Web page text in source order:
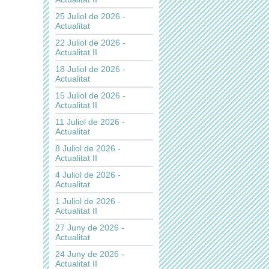
25 Juliol de 2026 -
Actualitat
22 Juliol de 2026 -
Actualitat II
18 Juliol de 2026 -
Actualitat
15 Juliol de 2026 -
Actualitat II
11 Juliol de 2026 -
Actualitat
8 Juliol de 2026 -
Actualitat II
4 Juliol de 2026 -
Actualitat
1 Juliol de 2026 -
Actualitat II
27 Juny de 2026 -
Actualitat
24 Juny de 2026 -
Actualitat II